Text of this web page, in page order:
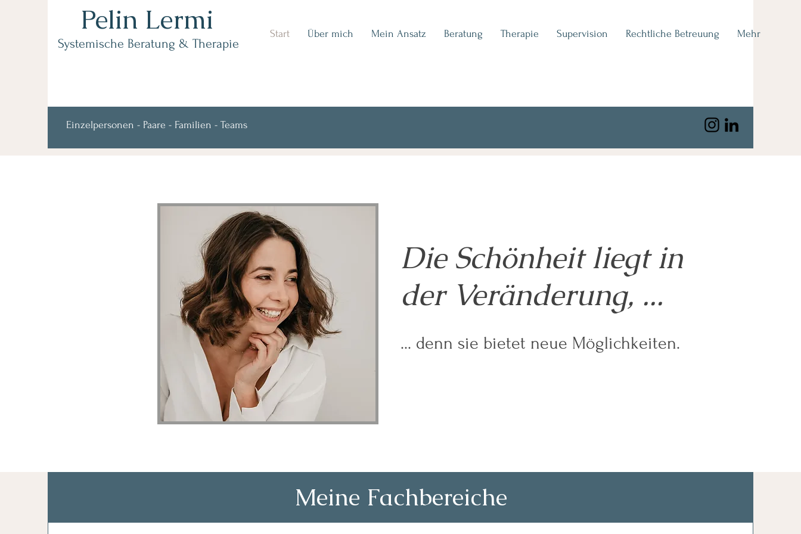
Pelin Lermi
Systemische Beratung & Therapie
Start Über mich Mein Ansatz Beratung Therapie Supervision Rechtliche Betreuung Mehr
Einzelpersonen - Paare - Familien - Teams
Die Schönheit liegt in
der Veränderung, ...
... denn sie bietet neue Möglichkeiten.
Meine Fachbereiche